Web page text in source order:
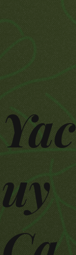
Yac
uy